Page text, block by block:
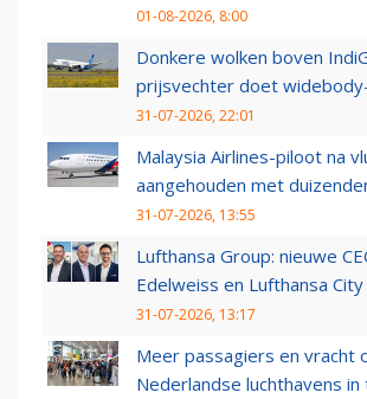
01-08-2026, 8:00
Donkere wolken boven
prijsvechter doet
31-07-2026, 22:01
Malaysia Airlines-piloot na
aangehouden met
31-07-2026, 13:55
Lufthansa Group: nieuwe
Edelweiss en Lufthansa City
31-07-2026, 13:17
Meer passagiers en vracht
Nederlandse luchthavens